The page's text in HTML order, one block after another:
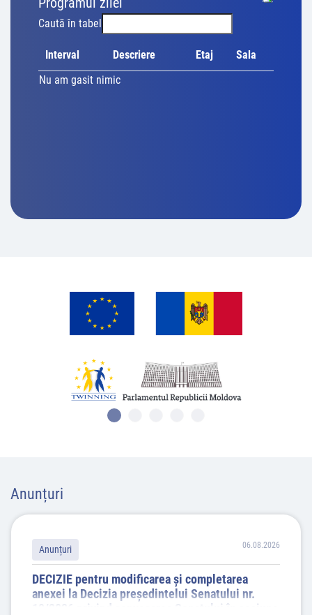
Caută în tabel
Interval Descriere Etaj
Sala
Nu am gasit nimic
Anunțuri
Anunțuri 06.08.2026
DECIZIE pentru modificarea şi completarea
anexei la Decizia președintelui Senatului nr.
10/2026 privind convocarea Senatului în sesiune